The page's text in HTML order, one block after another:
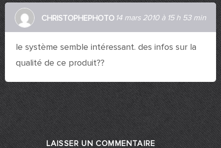
CHRISTOPHEPHOTO 14 mars 2010 à 15 h 53 min
le système semble intéressant. des infos sur la
qualité de ce produit??
LAISSER UN COMMENTAIRE